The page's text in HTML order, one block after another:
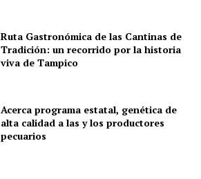
Ruta Gastronómica de las Cantinas de
Tradición: un recorrido por la historia
viva de Tampico
Acerca programa estatal, genética de
alta calidad a las y los productores
pecuarios